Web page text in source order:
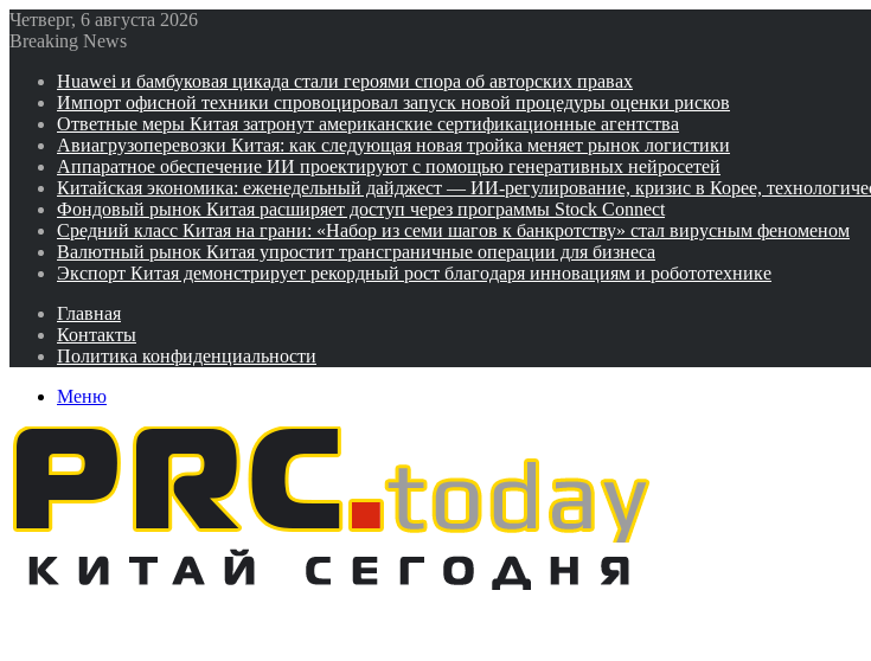
Четверг, 6 августа 2026
Breaking News
Huawei и бамбуковая цикада стали героями спора об авторских правах
Импорт офисной техники спровоцировал запуск новой процедуры оценки рисков
Ответные меры Китая затронут американские сертификационные агентства
Авиагрузоперевозки Китая: как следующая новая тройка меняет рынок логистики
Аппаратное обеспечение ИИ проектируют с помощью генеративных нейросетей
Китайская экономика: еженедельный дайджест — ИИ-регулирование, кризис в Корее,
Фондовый рынок Китая расширяет доступ через программы Stock Connect
Средний класс Китая на грани: «Набор из семи шагов к банкротству» стал вирусным феноменом
Валютный рынок Китая упростит трансграничные операции для бизнеса
Экспорт Китая демонстрирует рекордный рост благодаря инновациям и робототехнике
Главная
Контакты
Политика конфиденциальности
Меню